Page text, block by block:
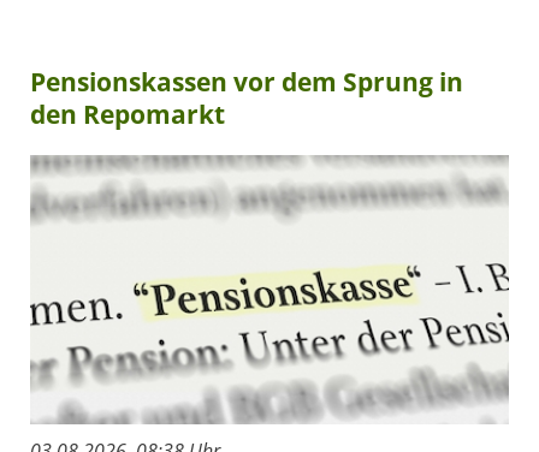
Pensionskassen vor dem Sprung in
den Repomarkt